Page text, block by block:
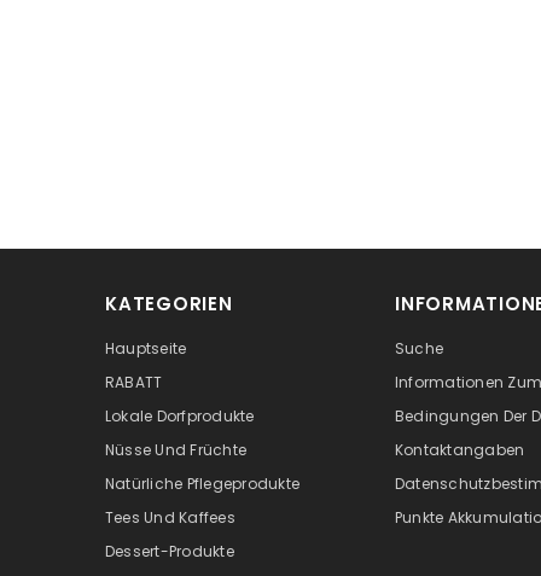
KATEGORIEN
Hauptseite
RABATT
Lokale Dorfprodukte
Nüsse Und Früchte
Natürliche Pflegeprodukte
Tees Und Kaffees
Dessert-Produkte
Suche
Informationen
Bedingungen Der
Kontaktangaben
Punkte